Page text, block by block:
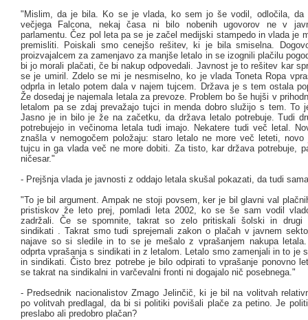
"Mislim, da je bila. Ko se je vlada, ko sem jo še vodil, odločila, da
večjega Falcona, nekaj časa ni bilo nobenih ugovorov ne v
parlamentu. Čez pol leta pa se je začel medijski stampedo in vlada je
premisliti. Poiskali smo cenejšo rešitev, ki je bila smiselna.
proizvajalcem za zamenjavo za manjše letalo in se izognili plačilu
bi jo morali plačati, če bi nakup odpovedali. Javnost je to rešitev kar
se je umiril. Zdelo se mi je nesmiselno, ko je vlada Toneta Ropa
odprla in letalo potem dala v najem tujcem. Država je s tem ostala
Že dosedaj je najemala letala za prevoze. Problem bo še hujši v
letalom pa se zdaj prevažajo tujci in menda dobro služijo s tem. To
Jasno je in bilo je že na začetku, da država letalo potrebuje. Tudi
potrebujejo in večinoma letala tudi imajo. Nekatere tudi več letal.
znašla v nemogočem položaju: staro letalo ne more več leteti, novo
tujcu in ga vlada več ne more dobiti. Za tisto, kar država potrebuje,
ničesar."
- Prejšnja vlada je javnosti z oddajo letala skušal pokazati, da tudi
"To je bil argument. Ampak ne stoji povsem, ker je bil glavni val
pristiskov že leto prej, pomladi leta 2002, ko se še sam vodil
zadržali. Če se spomnite, takrat so zelo pritiskali šolski in drugi
sindikati . Takrat smo tudi sprejemali zakon o plačah v javnem
najave so si sledile in to se je mešalo z vprašanjem nakupa
odprta vprašanja s sindikati in z letalom. Letalo smo zamenjali in to je
in sindikati. Čisto brez potrebe je bilo odpirati to vprašanje ponovno
se takrat na sindikalni in varčevalni fronti ni dogajalo nič posebnega."
- Predsednik nacionalistov Zmago Jelinčič, ki je bil na volitvah
po volitvah predlagal, da bi si politiki povišali plače za petino. Je
preslabo ali predobro plačan?